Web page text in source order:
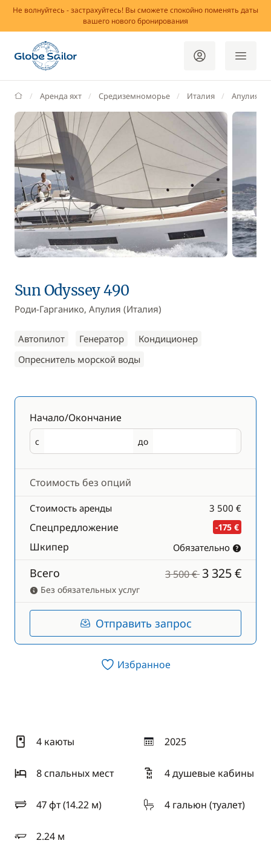
Не волнуйтесь - застрахуйтесь! Вы сможете спокойно поменять даты
вашего нового бронирования
GlobeSailor
Аренда яхт Средиземноморье Италия Апулия
Sun Odyssey 490
Роди-Гарганико, Апулия (Италия)
Автопилот Генератор
Кондиционер
Опреснитель морской воды
Начало/Окончание
с
Начало до
Окончание
Стоимость без опций
Стоимость аренды 3 500 €
Спецпредложение -175 €
Шкипер Обязательно
Всего 3 500 € 3 325 €
Без обязательных услуг
Отправить запрос
Избранное
4 каюты 2025
год
8 спальныx мест
4 душевые кабины
47 фт (14.22 м)
длина 4 гальюн (туалет)
2.24 м
осадка